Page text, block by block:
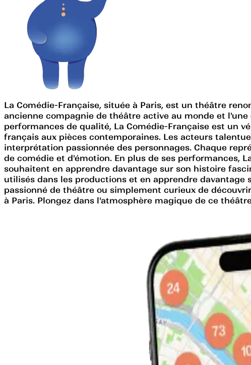
La Comédie-Française, située à Paris, est un théâtre
ancienne compagnie de théâtre active au monde et
performances de qualité, La Comédie-Française est un
français aux pièces contemporaines. Les acteurs
interprétation passionnée des personnages. Chaque
de comédie et d'émotion. En plus de ses performances,
souhaitent en apprendre davantage sur son histoire
utilisés dans les productions et en apprendre
passionné de théâtre ou simplement curieux de
à Paris. Plongez dans l'atmosphère magique de ce